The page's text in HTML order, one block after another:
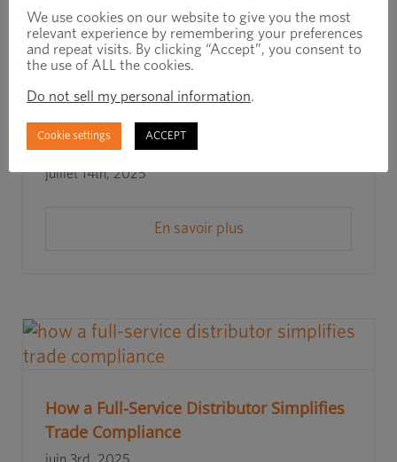
Rapid Response, Real Results: How
Barton Cold Form Prevented a Line
Shutdown in Under 6 Days
juillet 14th, 2025
En savoir plus
How a Full-Service Distributor Simplifies
Trade Compliance
We use cookies on our website to give you the most
relevant experience by remembering your preferences
and repeat visits. By clicking “Accept”, you consent to
the use of ALL the cookies.
Do not sell my personal information.
Cookie settings ACCEPT